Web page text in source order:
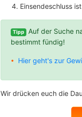
Einsendeschluss
Tipp Auf der Suche
bestimmt fündig!
Hier geht's zur
Wir drücken euch die